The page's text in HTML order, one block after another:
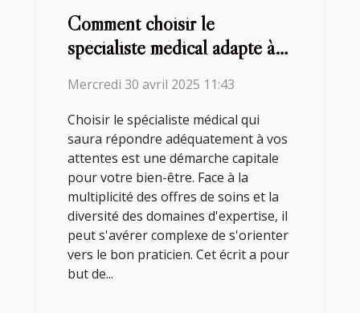
Comment choisir le
spécialiste médical adapté à
Mercredi 30 avril 2025 11:43
Choisir le spécialiste médical qui
saura répondre adéquatement à vos
attentes est une démarche capitale
pour votre bien-être. Face à la
multiplicité des offres de soins et la
diversité des domaines d'expertise, il
peut s'avérer complexe de s'orienter
vers le bon praticien. Cet écrit a pour
but de...